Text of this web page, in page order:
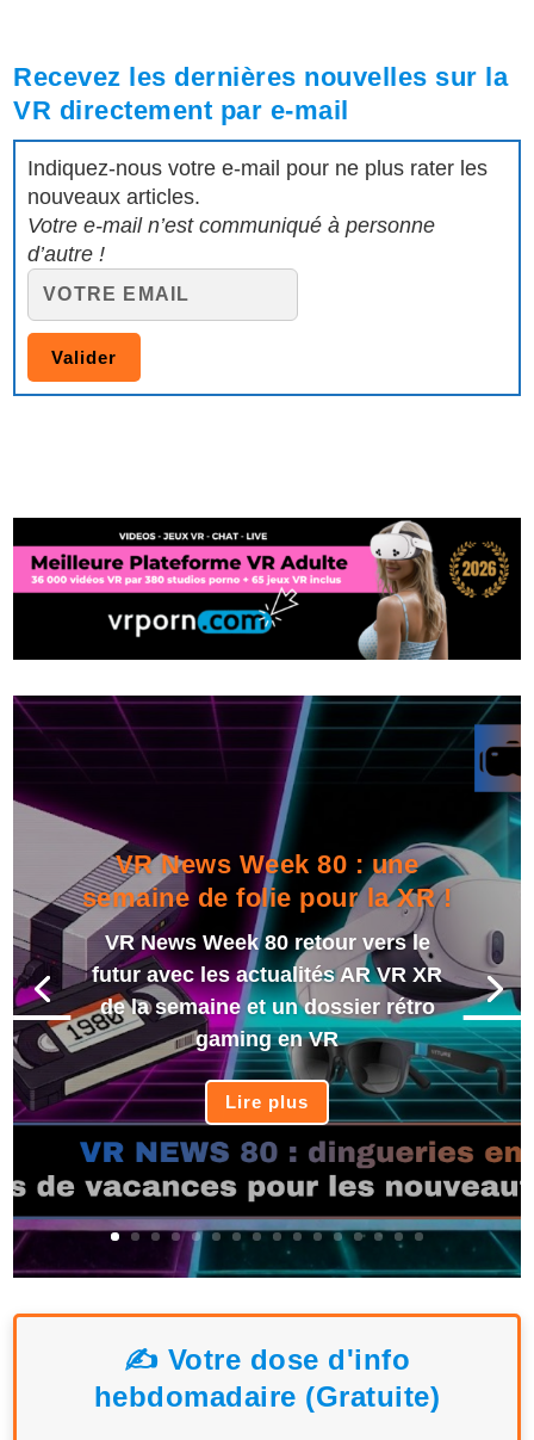
Recevez les dernières nouvelles sur la
VR directement par e-mail
Indiquez-nous votre e-mail pour ne plus rater les
nouveaux articles.
Votre e-mail n’est communiqué à personne
d’autre !
VR News Week 80 : une
semaine de folie pour la XR !
VR News Week 80 retour vers le
futur avec les actualités AR VR XR
de la semaine et un dossier rétro
gaming en VR
Lire plus
✍️ Votre dose d'info
hebdomadaire (Gratuite)